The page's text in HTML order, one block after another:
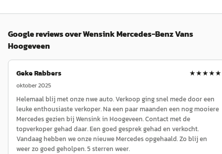
Google reviews overWensink Mercedes-Benz Vans
Hoogeveen
Geke Rabbers
oktober 2025
★★★★★
Helemaal blij met onze nwe auto. Verkoop ging snel mede door een
leuke enthousiaste verkoper. Na een paar maanden een nog mooiere
Mercedes gezien bij Wensink in Hoogeveen. Contact met de
topverkoper gehad daar. Een goed gesprek gehad en verkocht.
Vandaag hebben we onze nieuwe Mercedes opgehaald. Zo blij en
weer zo goed geholpen. 5 sterren weer.